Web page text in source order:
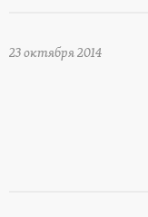
23 октября 2014